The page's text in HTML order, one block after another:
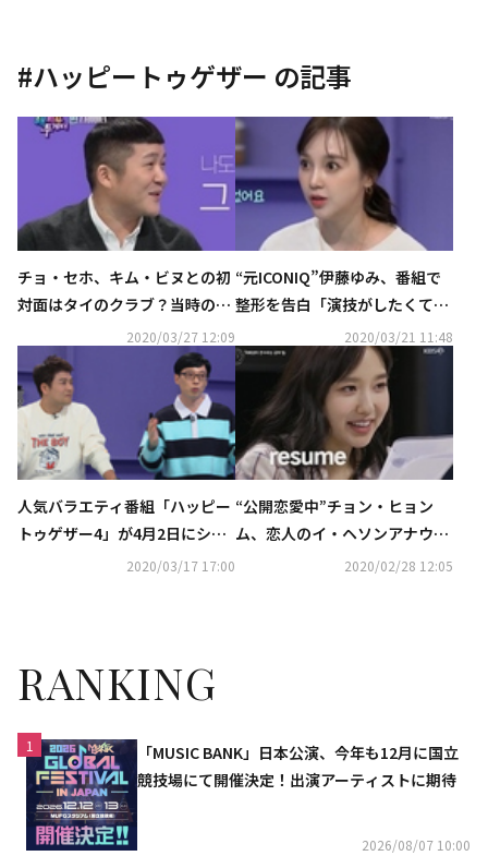
#ハッピートゥゲザー の記事
チョ・セホ、キム・ビヌとの初
対面はタイのクラブ？当時のエ
ピソードを告白「ただ一緒に遊
びたかった」（動画あり）
2020/03/27 12:09
“元ICONIQ”伊藤ゆみ、番組で
整形を告白「演技がしたくて日
本へ…顔も少しお手入れした」
2020/03/21 11:48
人気バラエティ番組「ハッピー
トゥゲザー4」が4月2日にシー
ズン終了…再整備のため放送休
2020/03/17 17:00
“公開恋愛中”チョン・ヒョン
ム、恋人のイ・ヘソンアナウン
サーを自慢？「TOEICは930
2020/02/28 12:05
RANKING
1
「MUSIC BANK」日本公演、今年も12月に国立
競技場にて開催決定！出演アーティストに期待
2026/08/07 10:00